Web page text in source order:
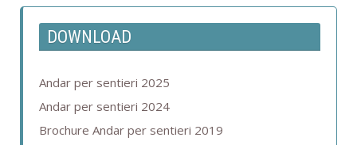
DOWNLOAD
Andar per sentieri 2025
Andar per sentieri 2024
Brochure Andar per sentieri 2019